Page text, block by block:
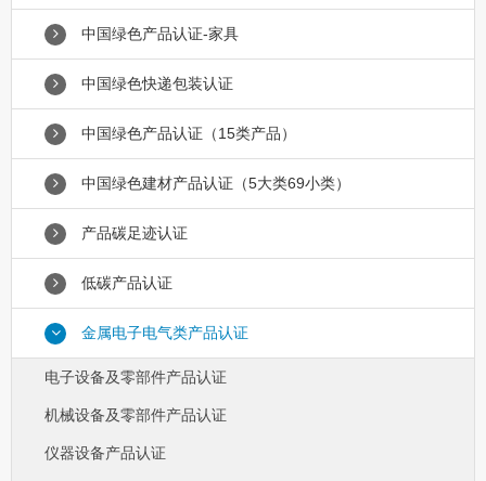
中国绿色产品认证-家具
中国绿色快递包装认证
中国绿色产品认证（15类产品）
中国绿色建材产品认证（5大类69小类）
产品碳足迹认证
低碳产品认证
金属电子电气类产品认证
电子设备及零部件产品认证
机械设备及零部件产品认证
仪器设备产品认证